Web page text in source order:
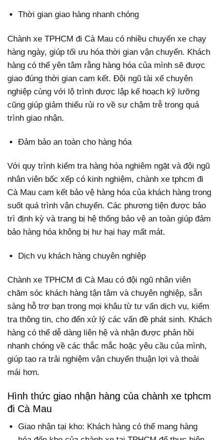
Thời gian giao hàng nhanh chóng
Chành xe TPHCM đi Cà Mau có nhiều chuyến xe chạy
hàng ngày, giúp tối ưu hóa thời gian vận chuyển. Khách
hàng có thể yên tâm rằng hàng hóa của mình sẽ được
giao đúng thời gian cam kết. Đội ngũ tài xế chuyên
nghiệp cùng với lộ trình được lập kế hoạch kỹ lưỡng
cũng giúp giảm thiểu rủi ro về sự chậm trễ trong quá
trình giao nhận.
Đảm bảo an toàn cho hàng hóa
Với quy trình kiểm tra hàng hóa nghiêm ngặt và đội ngũ
nhân viên bốc xếp có kinh nghiệm, chành xe tphcm đi
Cà Mau cam kết bảo vệ hàng hóa của khách hàng trong
suốt quá trình vận chuyển. Các phương tiện được bảo
trì định kỳ và trang bị hệ thống bảo vệ an toàn giúp đảm
bảo hàng hóa không bị hư hại hay mất mát.
Dịch vụ khách hàng chuyên nghiệp
Chành xe TPHCM đi Cà Mau có đội ngũ nhân viên
chăm sóc khách hàng tận tâm và chuyên nghiệp, sẵn
sàng hỗ trợ bạn trong mọi khâu từ tư vấn dịch vụ, kiểm
tra thông tin, cho đến xử lý các vấn đề phát sinh. Khách
hàng có thể dễ dàng liên hệ và nhận được phản hồi
nhanh chóng về các thắc mắc hoặc yêu cầu của mình,
giúp tạo ra trải nghiệm vận chuyển thuận lợi và thoải
mái hơn.
Hình thức giao nhận hàng của chành xe tphcm
đi Cà Mau
Giao nhận tại kho: Khách hàng có thể mang hàng